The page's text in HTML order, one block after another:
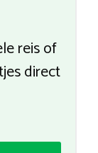
reis of
direct